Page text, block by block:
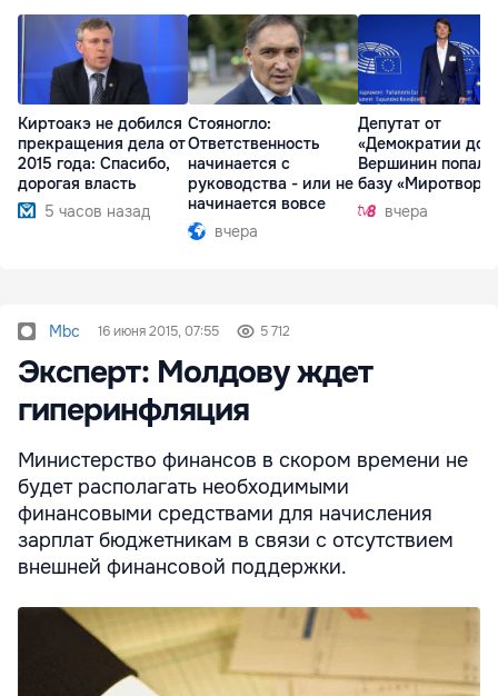
Киртоакэ не добился
прекращения дела от
2015 года: Спасибо,
дорогая власть
5 часов назад
Стояногло:
Ответственность
начинается с
руководства - или не
начинается вовсе
вчера
Депутат от
«Демократии
Вершинин попал в
базу
вчера
Mbc 16 июня 2015, 07:55 5 712
Эксперт: Молдову ждет
гиперинфляция
Министерство финансов в скором времени не
будет располагать необходимыми
финансовыми средствами для начисления
зарплат бюджетникам в связи с отсутствием
внешней финансовой поддержки.